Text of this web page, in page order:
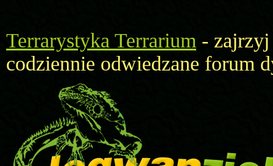
Terrarystyka Terrarium - zajrzyj
codziennie odwiedzane forum